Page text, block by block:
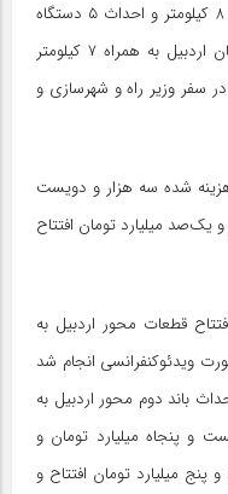
احداث باند دوم پارس‌آباد – سربند به طول ۸ کیلومتر و احداث ۵ دستگاه
تقاطع غیرهمسطح و زیرگذر در سطح استان اردبیل به همراه ۷ کیلومتر
در سفر وزیر راه و شهرسازی و
هزینه شده سه هزار و دویست
میلیارد تومان افتتاح
قطعات محور اردبیل به
ویدئوکنفرانسی انجام شد
از پروژه احداث باند دوم محور اردبیل به
و پنجاه میلیارد تومان و
میلیارد تومان افتتاح و